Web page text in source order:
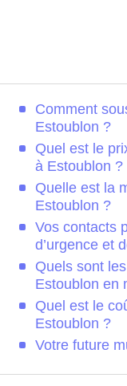
Comment
Estoublon ?
Quel est le
à Estoublon ?
Quelle est la
Estoublon ?
Vos contacts
d’urgence et
Quels sont
Estoublon en
Quel est le
Estoublon ?
Votre future